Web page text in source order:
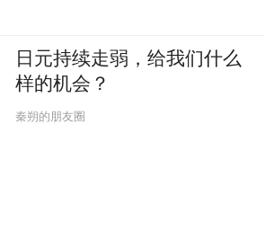
日元持续走弱，给我们什么
样的机会？
秦朔的朋友圈